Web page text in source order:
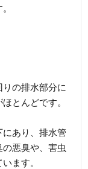
の排水部分に
とんどです。
あり、排水管
悪臭や、害虫
ます。